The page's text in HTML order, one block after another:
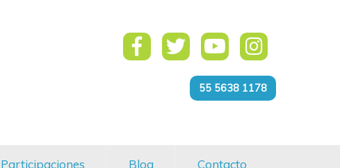
Participaciones Blog Contacto
55 5638 1178